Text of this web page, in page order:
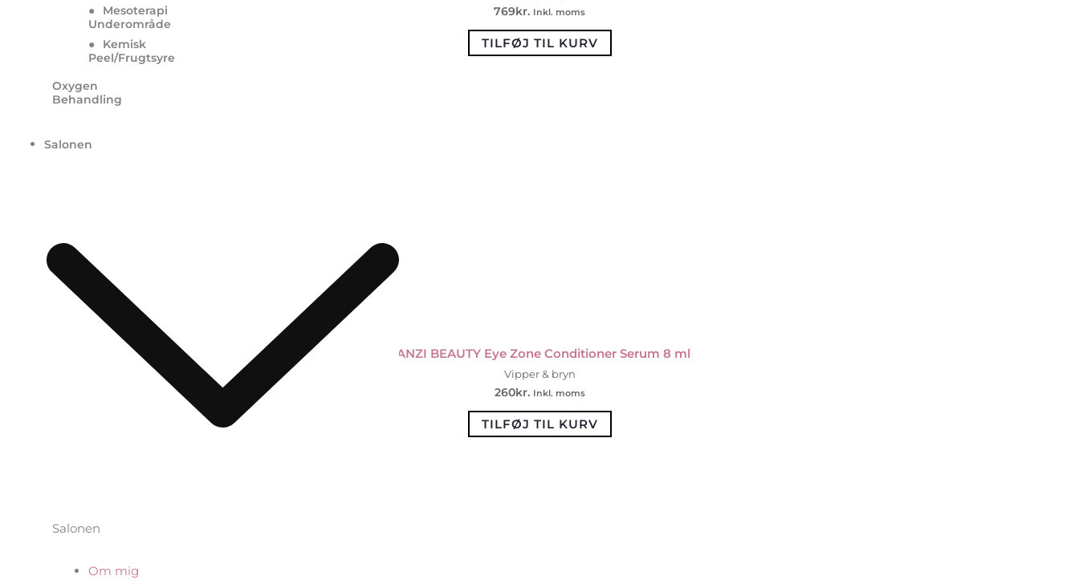
●
Mesoterapi
Underområde
●
Kemisk
Peel/Frugtsyre
Oxygen
Behandling
Salonen
Salonen
Om mig
769kr. Inkl. moms
TILFØJ TIL KURV
SANZI BEAUTY Eye Zone Conditioner Serum 8 ml
Vipper & bryn
260kr. Inkl. moms
TILFØJ TIL KURV